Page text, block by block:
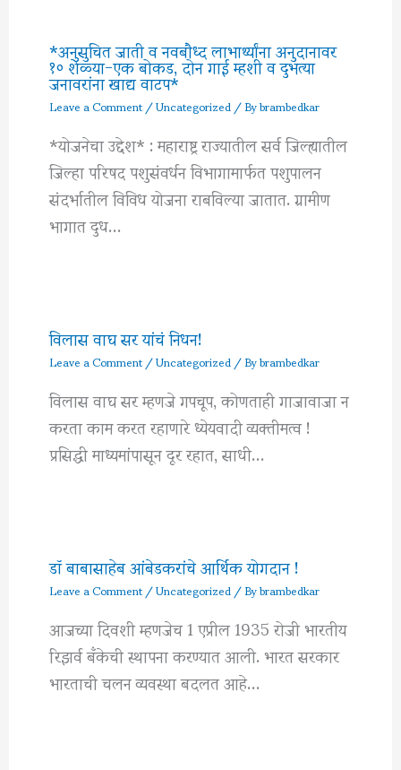
*अनुसुचित जाती व नवबौध्द लाभार्थ्यांना अनुदानावर
१० शेळ्या-एक बोकड, दोन गाई म्हशी व दुभत्या
जनावरांना खाद्य वाटप*
Leave a Comment/Uncategorized/ Bybrambedkar
*योजनेचा उद्देश* : महाराष्ट्र राज्यातील सर्व जिल्ह्यातील
जिल्हा परिषद पशुसंवर्धन विभागामार्फत पशुपालन
संदर्भातील विविध योजना राबविल्या जातात. ग्रामीण
भागात दुध…
विलास वाघ सर यांचं निधन!
Leave a Comment/Uncategorized/ Bybrambedkar
विलास वाघ सर म्हणजे गपचूप, कोणताही गाजावाजा न
करता काम करत रहाणारे ध्येयवादी व्यक्तीमत्व !
प्रसिद्धी माध्यमांपासून दूर रहात, साधी…
डॉ बाबासाहेब आंबेडकरांचे आर्थिक योगदान !
Leave a Comment/Uncategorized/ Bybrambedkar
आजच्या दिवशी म्हणजेच 1 एप्रील 1935 रोजी भारतीय
रिझर्व बँकेची स्थापना करण्यात आली. भारत सरकार
भारताची चलन व्यवस्था बदलत आहे…